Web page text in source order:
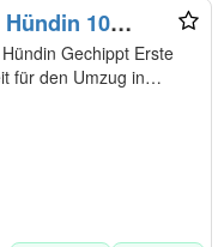
10
für den Umzug in…